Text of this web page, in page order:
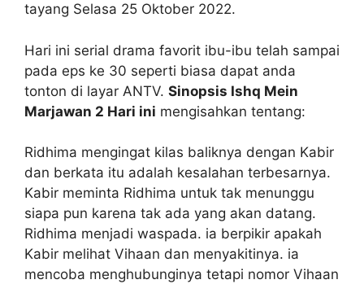
tayang Selasa 25 Oktober 2022.
Hari ini serial drama favorit ibu-ibu telah sampai
pada eps ke 30 seperti biasa dapat anda
tonton di layar ANTV. Sinopsis Ishq Mein
Marjawan 2 Hari ini mengisahkan tentang:
Ridhima mengingat kilas baliknya dengan Kabir
dan berkata itu adalah kesalahan terbesarnya.
Kabir meminta Ridhima untuk tak menunggu
siapa pun karena tak ada yang akan datang.
Ridhima menjadi waspada. ia berpikir apakah
Kabir melihat Vihaan dan menyakitinya. ia
mencoba menghubunginya tetapi nomor Vihaan